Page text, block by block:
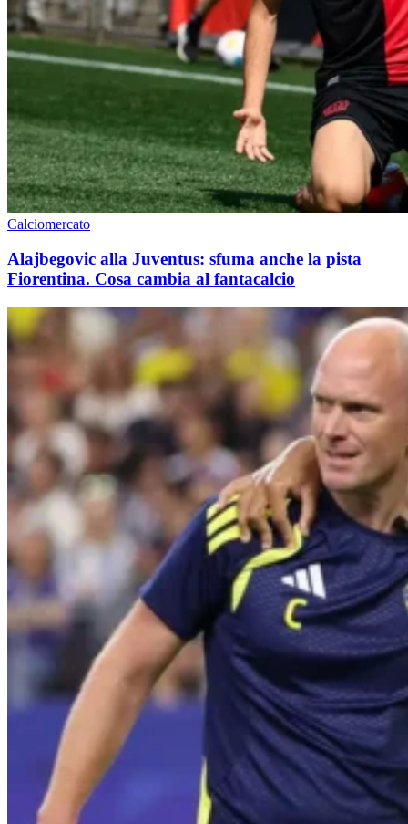
Calciomercato
Alajbegovic alla Juventus: sfuma anche la pista
Fiorentina. Cosa cambia al fantacalcio